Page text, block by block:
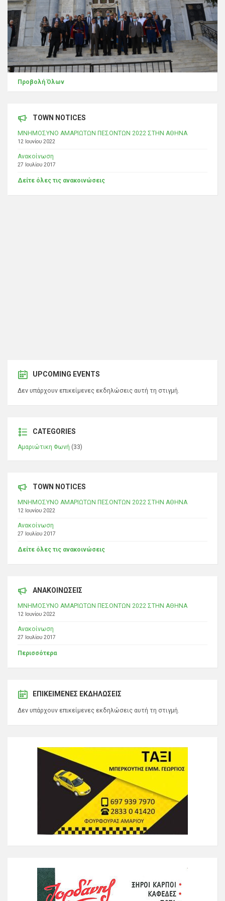
Προβολή Όλων
TOWN NOTICES
ΜΝΗΜΟΣΥΝΟ ΑΜΑΡΙΩΤΩΝ ΠΕΣΟΝΤΩΝ 2022 ΣΤΗΝ ΑΘΗΝΑ
12 Ιουνίου 2022
Ανακοίνωση
27 Ιουλίου 2017
Δείτε όλες τις ανακοινώσεις
UPCOMING EVENTS
Δεν υπάρχουν επικείμενες εκδηλώσεις αυτή τη στιγμή.
CATEGORIES
Αμαριώτικη Φωνή (33)
TOWN NOTICES
ΜΝΗΜΟΣΥΝΟ ΑΜΑΡΙΩΤΩΝ ΠΕΣΟΝΤΩΝ 2022 ΣΤΗΝ ΑΘΗΝΑ
12 Ιουνίου 2022
Ανακοίνωση
27 Ιουλίου 2017
Δείτε όλες τις ανακοινώσεις
ΑΝΑΚΟΙΝΩΣΕΙΣ
ΜΝΗΜΟΣΥΝΟ ΑΜΑΡΙΩΤΩΝ ΠΕΣΟΝΤΩΝ 2022 ΣΤΗΝ ΑΘΗΝΑ
12 Ιουνίου 2022
Ανακοίνωση
27 Ιουλίου 2017
Περισσότερα
ΕΠΙΚΕΊΜΕΝΕΣ ΕΚΔΗΛΏΣΕΙΣ
Δεν υπάρχουν επικείμενες εκδηλώσεις αυτή τη στιγμή.